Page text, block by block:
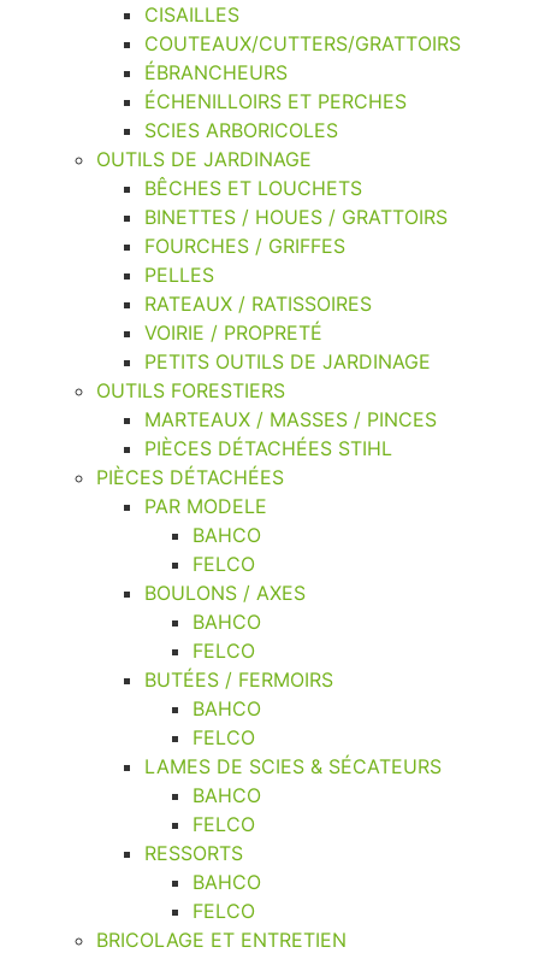
CISAILLES
COUTEAUX/CUTTERS/GRATTOIRS
ÉBRANCHEURS
ÉCHENILLOIRS ET PERCHES
SCIES ARBORICOLES
OUTILS DE JARDINAGE
BÊCHES ET LOUCHETS
BINETTES / HOUES / GRATTOIRS
FOURCHES / GRIFFES
PELLES
RATEAUX / RATISSOIRES
VOIRIE / PROPRETÉ
PETITS OUTILS DE JARDINAGE
OUTILS FORESTIERS
MARTEAUX / MASSES / PINCES
PIÈCES DÉTACHÉES STIHL
PIÈCES DÉTACHÉES
PAR MODELE
BAHCO
FELCO
BOULONS / AXES
BAHCO
FELCO
BUTÉES / FERMOIRS
BAHCO
FELCO
LAMES DE SCIES & SÉCATEURS
BAHCO
FELCO
RESSORTS
BAHCO
FELCO
BRICOLAGE ET ENTRETIEN